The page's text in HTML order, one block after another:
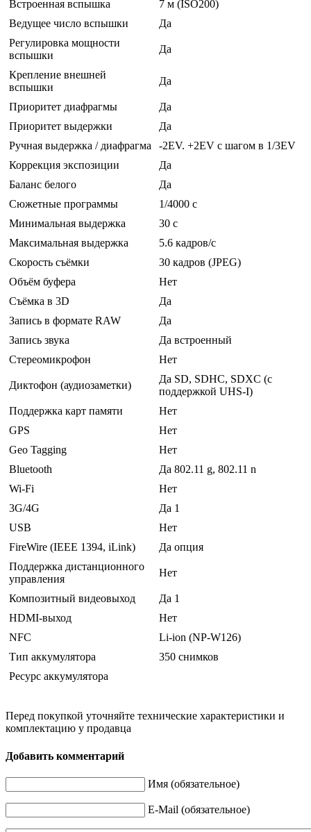
Встроенная вспышка
7 м (ISO200)
Ведущее число вспышки
Да
Регулировка мощности
вспышки
Да
Крепление внешней
вспышки
Да
Приоритет диафрагмы
Да
Приоритет выдержки
Да
Ручная выдержка / диафрагма
-2EV. +2EV с шагом в 1/3EV
Коррекция экспозиции
Да
Баланс белого
Да
Сюжетные программы
1/4000 c
Минимальная выдержка
30 c
Максимальная выдержка
5.6 кадров/с
Скорость съёмки
30 кадров (JPEG)
Объём буфера
Нет
Съёмка в 3D
Да
Запись в формате RAW
Да
Запись звука
Да встроенный
Стереомикрофон
Нет
Диктофон (аудиозаметки)
Да SD, SDHC, SDXC (с
поддержкой UHS-I)
Поддержка карт памяти
Нет
GPS
Нет
Geo Tagging
Нет
Bluetooth
Да 802.11 g, 802.11 n
Wi-Fi
Нет
3G/4G
Да 1
USB
Нет
FireWire (IEEE 1394, iLink)
Да опция
Поддержка дистанционного
управления
Нет
Композитный видеовыход
Да 1
HDMI-выход
Нет
NFC
Li-ion (NP-W126)
Тип аккумулятора
350 снимков
Ресурс аккумулятора
Перед покупкой уточняйте технические характеристики и
комплектацию у продавца
Добавить комментарий
Имя (обязательное)
E-Mail (обязательное)